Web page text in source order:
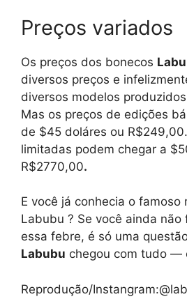
Preços variados
Os preços dos bonecos
diversos preços e
diversos modelos
Mas os preços de edições
de $45 doláres ou
limitadas podem chegar a
R$2770,00.
E você já conhecia o famoso
Labubu ? Se você ainda não
essa febre, é só uma
Labubu chegou com tudo —
Reprodução/